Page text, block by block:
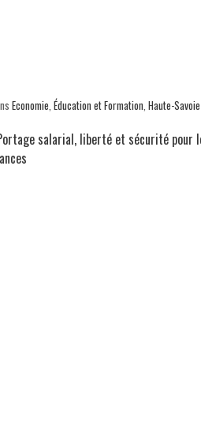
Economie Éducation et Formation Haute-Savoie
salarial, liberté et sécurité pour